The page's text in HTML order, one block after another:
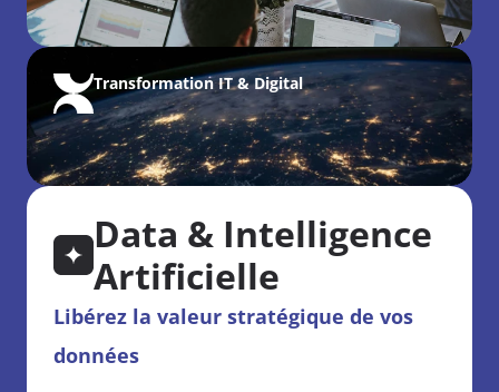
Transformation IT & Digital
Data & Intelligence
Artificielle
Libérez la valeur stratégique de vos
données